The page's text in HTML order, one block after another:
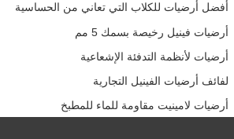
أفضل أرضيات للكلاب التي تعاني من الحساسية
أرضيات فينيل رخيصة بسمك 5 مم
أرضيات لأنظمة التدفئة الإشعاعية
لفائف أرضيات الفينيل التجارية
أرضيات لامينيت مقاومة للماء للمطبخ